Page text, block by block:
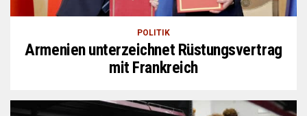
POLITIK
Armenien unterzeichnet Rüstungsvertrag
mit Frankreich